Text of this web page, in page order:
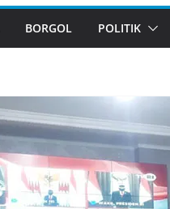
BORGOL POLITIK